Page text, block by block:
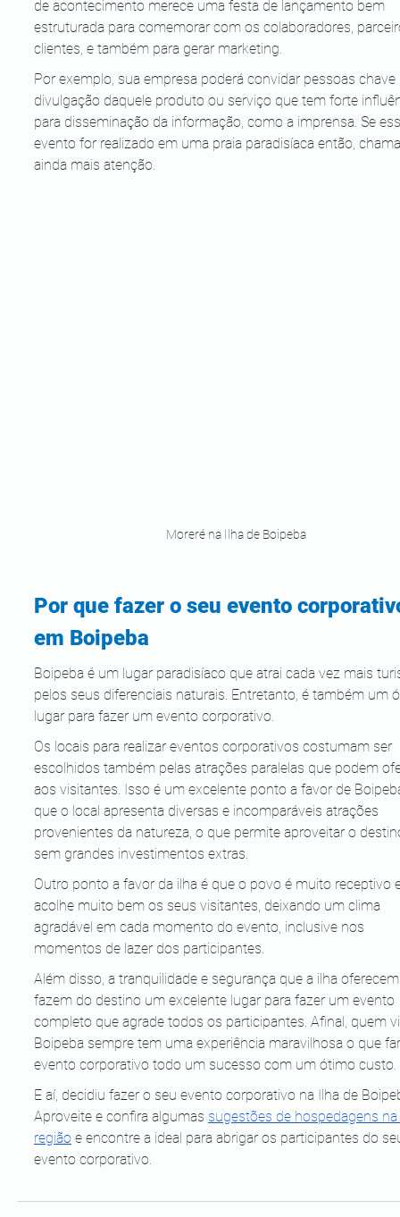
de acontecimento merece uma festa de lançamento bem
estruturada para comemorar com os colaboradores,
clientes, e também para gerar marketing.
Por exemplo, sua empresa poderá convidar pessoas
divulgação daquele produto ou serviço que tem forte
para disseminação da informação, como a imprensa. Se
evento for realizado em uma praia paradisíaca então,
ainda mais atenção.
Moreré na Ilha de Boipeba
Por que fazer o seu evento
em Boipeba
Boipeba é um lugar paradisíaco que atrai cada vez mais
pelos seus diferenciais naturais. Entretanto, é também um
lugar para fazer um evento corporativo.
Os locais para realizar eventos corporativos costumam ser
escolhidos também pelas atrações paralelas que podem
aos visitantes. Isso é um excelente ponto a favor de
que o local apresenta diversas e incomparáveis atrações
provenientes da natureza, o que permite aproveitar o
sem grandes investimentos extras.
Outro ponto a favor da ilha é que o povo é muito receptivo
acolhe muito bem os seus visitantes, deixando um clima
agradável em cada momento do evento, inclusive nos
momentos de lazer dos participantes.
Além disso, a tranquilidade e segurança que a ilha
fazem do destino um excelente lugar para fazer um evento
completo que agrade todos os participantes. Afinal, quem
Boipeba sempre tem uma experiência maravilhosa o que
evento corporativo todo um sucesso com um ótimo custo.
E aí, decidiu fazer o seu evento corporativo na Ilha de
Aproveite e confira algumas sugestões de hospedagens na
região e encontre a ideal para abrigar os participantes do
evento corporativo.